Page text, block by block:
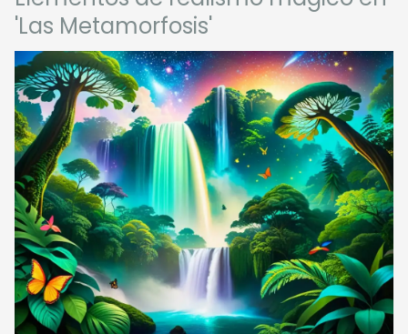
'Las Metamorfosis'